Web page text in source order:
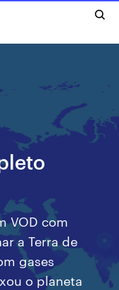
VOD com
a Terra de
gases
o planeta